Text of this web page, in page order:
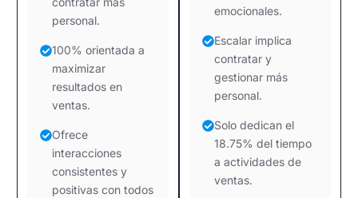
personal.
100% orientada a
maximizar
resultados en
ventas.
Ofrece
interacciones
consistentes y
positivas con todos
emocionales.
Escalar implica
contratar y
gestionar más
personal.
Solo dedican el
18.75% del tiempo
a actividades de
ventas.